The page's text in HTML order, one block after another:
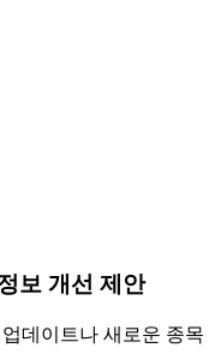
보 개선 제안
데이트나 새로운 종목